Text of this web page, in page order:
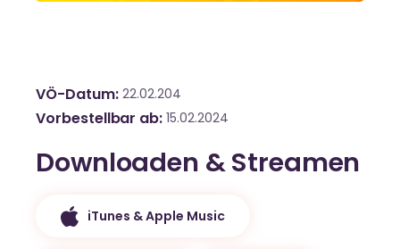
VÖ-Datum 22.02.204
Vorbestellbar ab 15.02.2024
Downloaden & Streamen
iTunes & Apple Music